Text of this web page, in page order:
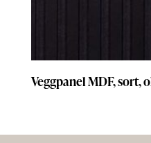
Veggpanel MDF, sort,